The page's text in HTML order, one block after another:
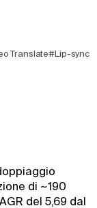
Translate#Lip-sync
di ~190
del 5,69 dal